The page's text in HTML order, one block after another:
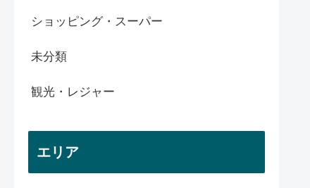
ショッピング・スーパー
未分類
観光・レジャー
エリア